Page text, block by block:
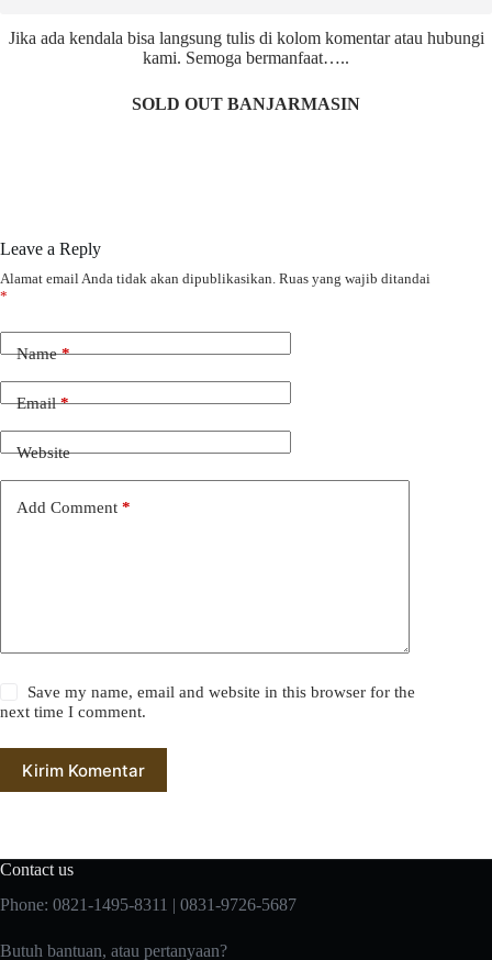
Jika ada kendala bisa langsung tulis di kolom komentar atau hubungi
kami. Semoga bermanfaat…..
SOLD OUT BANJARMASIN
Leave a Reply
Alamat email Anda tidak akan dipublikasikan. Ruas yang wajib ditandai
*
Name*
Email*
Website
Add Comment *
Save my name, email and website in this browser for the
next time I comment.
Kirim Komentar
Contact us
Phone: 0821-1495-8311 | 0831-9726-5687
Butuh bantuan, atau pertanyaan?